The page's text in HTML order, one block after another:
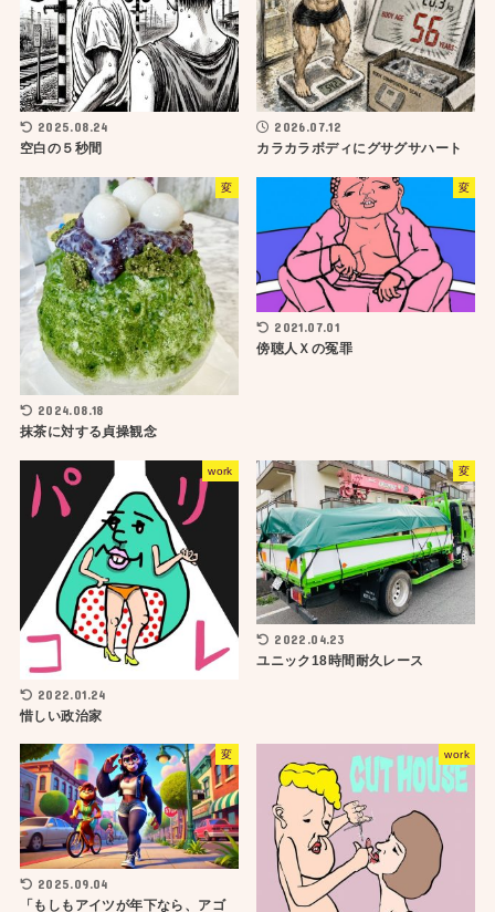
2025.08.24
空白の５秒間
2026.07.12
カラカラボディにグサグサハート
変
2024.08.18
抹茶に対する貞操観念
変
2021.07.01
傍聴人Ｘの冤罪
work
2022.01.24
惜しい政治家
変
2022.04.23
ユニック18時間耐久レース
変
2025.09.04
「もしもアイツが年下なら、アゴ
work